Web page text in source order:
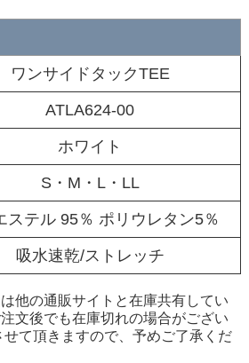
ワンサイドタックTEE
ATLA624-00
ホワイト
S・M・L・LL
ステル 95％ ポリウレタン5％
吸水速乾/ストレッチ
他の通販サイトと在庫共有してい
文後でも在庫切れの場合がござい
せて頂きますので、予めご了承くだ